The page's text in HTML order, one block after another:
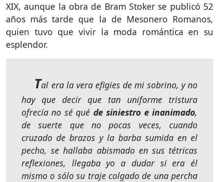
XIX, aunque la obra de Bram Stoker se publicó 52
años más tarde que la de Mesonero Romanos,
quien tuvo que vivir la moda romántica en su
esplendor.
Tal era la vera efigies de mi sobrino, y no
hay que decir que tan uniforme tristura
ofrecía no sé qué de siniestro e inanimado,
de suerte que no pocas veces, cuando
cruzado de brazos y la barba sumida en el
pecho, se hallaba abismado en sus tétricas
reflexiones, llegaba yo a dudar si era él
mismo o sólo su traje colgado de una percha